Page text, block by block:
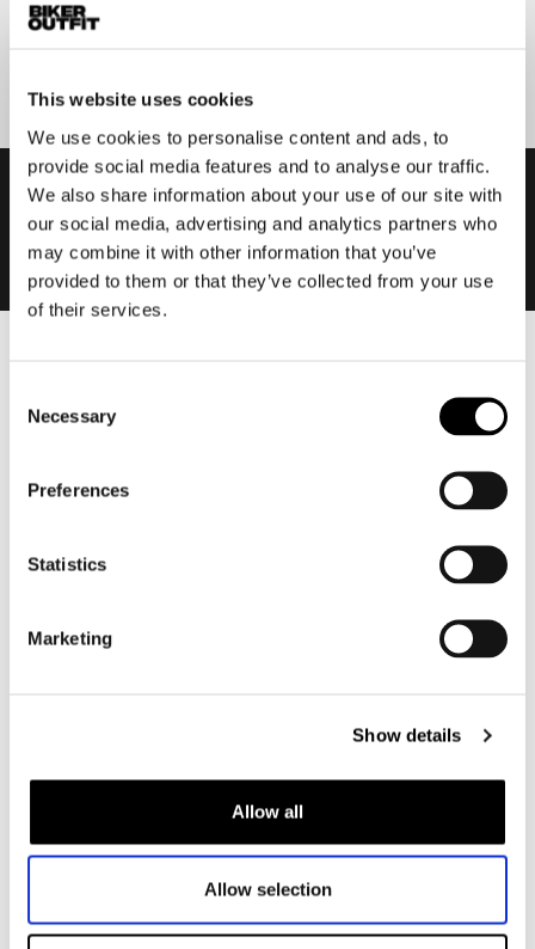
This website uses cookies
We use cookies to personalise content and ads, to
provide social media features and to analyse our traffic.
We also share information about your use of our site with
our social media, advertising and analytics partners who
may combine it with other information that you’ve
provided to them or that they’ve collected from your use
of their services.
Selection
Necessary
Preferences
Statistics
Marketing
Show details
Allow all
Allow selection
Motorpak heren
Motorhoodie heren
Motorhelm heren
Motorjas dames